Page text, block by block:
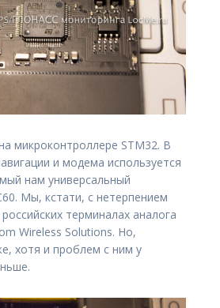
микроконтроллере STM32. В
и модема используется
нам универсальный
Мы, кстати, с нетерпением
терминалах аналога
Wireless Solutions. Но,
хотя и проблем с ним у